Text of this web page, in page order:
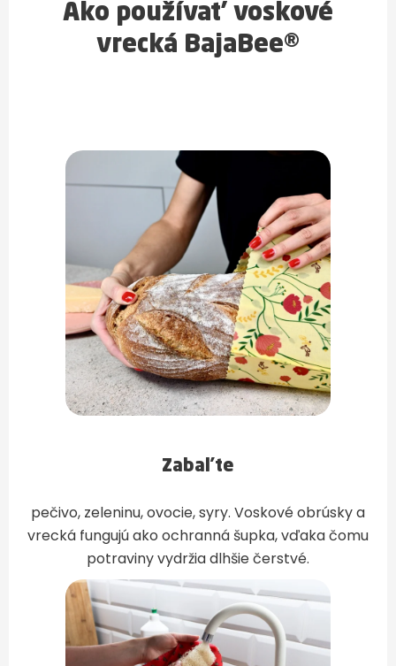
Ako používať voskové
vrecká BajaBee®
Zabaľte
pečivo, zeleninu, ovocie, syry. Voskové obrúsky a
vrecká fungujú ako ochranná šupka, vďaka čomu
potraviny vydržia dlhšie čerstvé.